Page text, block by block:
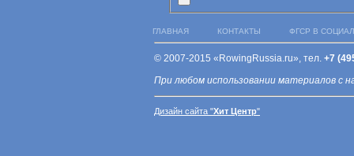
ГЛАВНАЯ КОНТАКТЫ ФГСР В
© 2007-2015 «RowingRussia.ru», тел. +7
При любом использовании материалов с
Дизайн сайта "Хит Центр"